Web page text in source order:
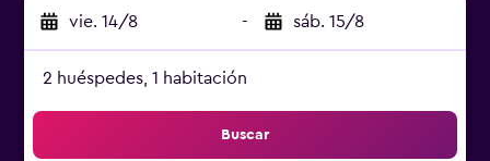
vie. 14/8 - sáb. 15/8
2 huéspedes, 1 habitación
Buscar